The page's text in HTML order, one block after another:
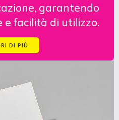
garantendo
facilità di utilizzo.
DI PIÙ